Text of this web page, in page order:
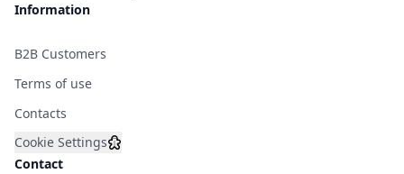
Information
B2B Customers
Terms of use
Contacts
Cookie Settings
Contact